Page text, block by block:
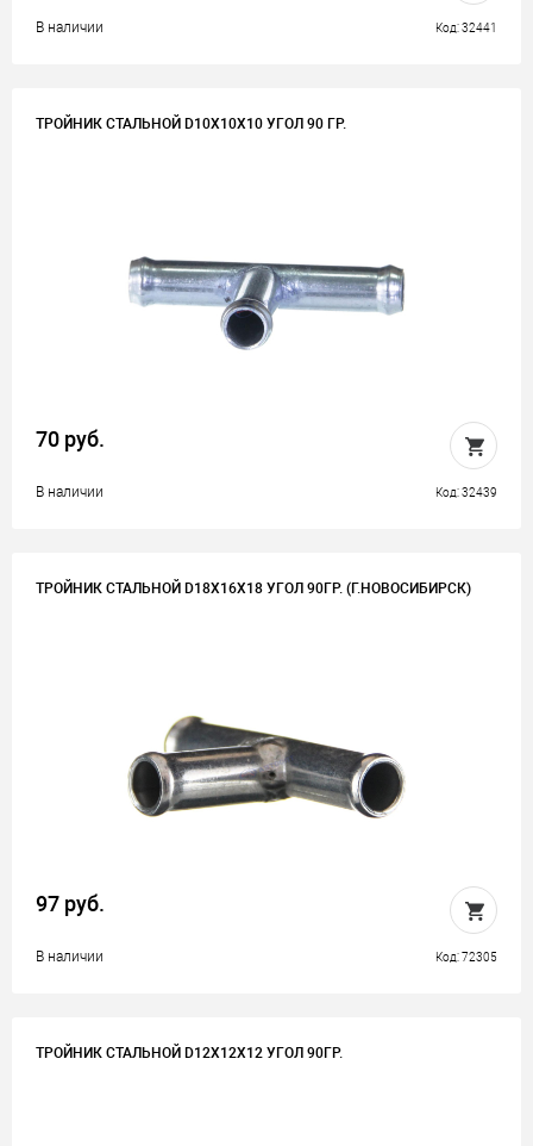
В наличии Код: 32441
ТРОЙНИК СТАЛЬНОЙ D10Х10Х10 УГОЛ 90 ГР.
70 руб.
В наличии Код: 32439
ТРОЙНИК СТАЛЬНОЙ D18Х16Х18 УГОЛ 90ГР. (Г.НОВОСИБИРСК)
97 руб.
В наличии Код: 72305
ТРОЙНИК СТАЛЬНОЙ D12Х12Х12 УГОЛ 90ГР.